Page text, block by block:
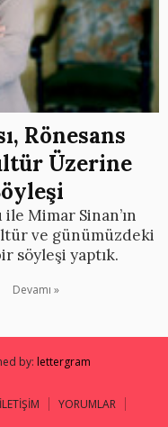
Rönesans
Üzerine
Mimar Sinan’ın
ve günümüzdeki
söyleşi yaptık.
Devamı »
by: lettergram
İLETİŞİM
YORUMLAR